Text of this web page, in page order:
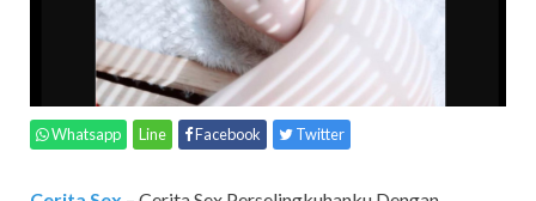
Whatsapp Line Facebook Twitter